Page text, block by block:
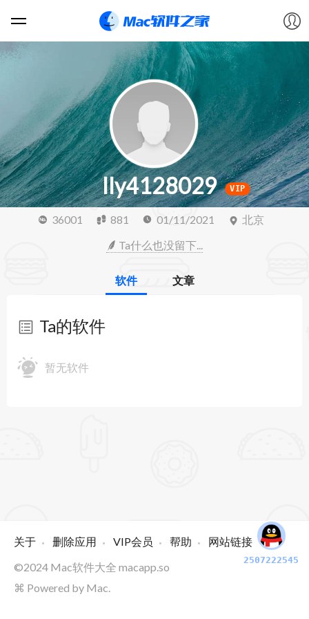
教程
论坛
VIP
lly4128029 VIP
36001 881 01/11/2021
北京
Ta什么也没留下...
软件 文章
Ta的软件
暂无软件
关于 删除应用 VIP会员 帮助
网站链接
©2024 Mac软件大全 macapp.so
⌘ Powered by Mac.
2507222545